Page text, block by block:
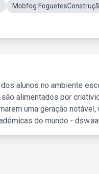
Mobfog
alunos no ambiente
alimentados por
uma geração
do mundo -